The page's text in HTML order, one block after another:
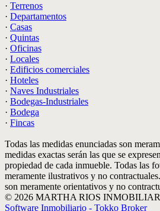
· Terrenos
· Departamentos
· Casas
· Quintas
· Oficinas
· Locales
· Edificios comerciales
· Hoteles
· Naves Industriales
· Bodegas-Industriales
· Bodega
· Fincas
Todas las medidas enunciadas son
medidas exactas serán las que se
propiedad de cada inmueble. Todas las
meramente ilustrativos y no
son meramente orientativos y no
© 2026 MARTHA RIOS
Software Inmobiliario - Tokko Broker